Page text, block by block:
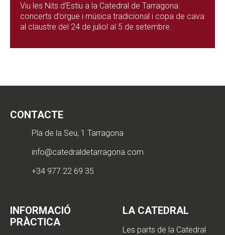
Viu les Nits d’Estiu a la Catedral de Tarragona:
concerts d’orgue i música tradicional i copa de cava
al claustre del 24 de juliol al 5 de setembre.
CONTACTE
Pla de la Seu, 1 Tarragona
info@catedraldetarragona.com
+34 977 22 69 35
INFORMACIÓ
PRÀCTICA
LA CATEDRAL
Les parts de la Catedral